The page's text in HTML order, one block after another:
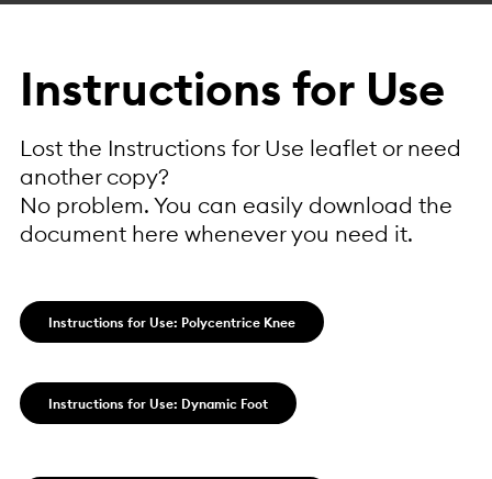
Instructions for Use
Lost the Instructions for Use leaflet or need
another copy?
No problem. You can easily download the
document here whenever you need it.
Instructions for Use: Polycentrice Knee
Instructions for Use: Dynamic Foot